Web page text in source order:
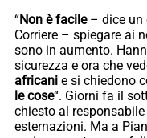
“Non è facile – dice un
Corriere – spiegare ai
sono in aumento.
sicurezza e ora che
africani e si chiedono
le cose“. Giorni fa il
chiesto al
esternazioni. Ma a